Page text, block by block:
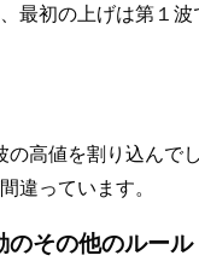
最初の上げは第１波
の高値を割り込んで
違っています。
その他のルール